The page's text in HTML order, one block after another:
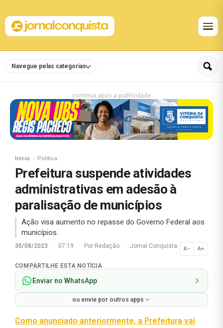
Navegue pelas categorias
continua após a publicidade
Início Política
Prefeitura suspende atividades
administrativas em adesão à
paralisação de municípios
Ação visa aumento no repasse do Governo Federal aos
municípios.
30/08/2023 · 07:19 · Por Redação · Jornal Conquista A− A+
Normal
COMPARTILHE ESTA NOTÍCIA
Enviar no WhatsApp
ou envie por outros apps
Como anunciado anteriormente, a Prefeitura vai